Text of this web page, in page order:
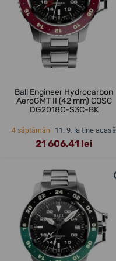
Ball Engineer Hydrocarbon
AeroGMT II (42 mm) COSC
DG2018C-S3C-BK
4 săptămâni 11. 9. la tine acasă
21 606,41 lei